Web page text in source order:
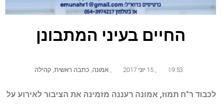
החיים בעיני המתבונן
19:53 15 יוני 2017 אמונה כתבה ראשית קהילה
לכבוד ר"ח תמוז, אמונה רעננה מזמינה את הציבור לאירוע על